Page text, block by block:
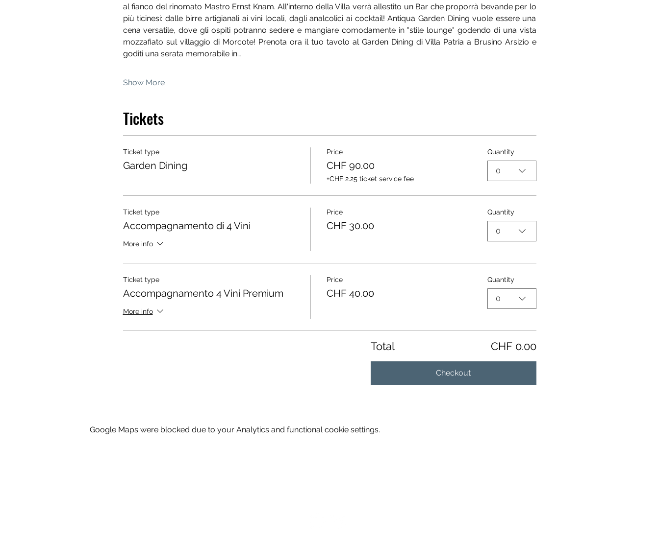
al fianco del rinomato Mastro Ernst Knam. All'interno della Villa verrà allestito un Bar che proporrà bevande per lo
più ticinesi: dalle birre artigianali ai vini locali, dagli analcolici ai cocktail! Antiqua Garden Dining vuole essere una
cena versatile, dove gli ospiti potranno sedere e mangiare comodamente in "stile lounge" godendo di una vista
mozzafiato sul villaggio di Morcote! Prenota ora il tuo tavolo al Garden Dining di Villa Patria a Brusino Arsizio e
goditi una serata memorabile in…
Show More
Tickets
Ticket type
Garden Dining
Price
CHF 90.00
+CHF 2.25 ticket service fee
Quantity
0
Ticket type
Accompagnamento di 4 Vini
More info
Price
CHF 30.00
Quantity
0
Ticket type
Accompagnamento 4 Vini Premium
More info
Price
CHF 40.00
Quantity
0
Total CHF 0.00
Checkout
Google Maps were blocked due to your Analytics and functional cookie settings.